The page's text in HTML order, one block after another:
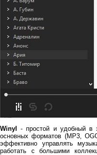
Winyl - простой и удобный в
основных форматов (MP3,
эффективно управлять
работать с большими